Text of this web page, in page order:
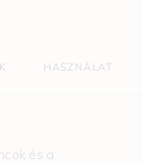
HASZNÁLAT
és a